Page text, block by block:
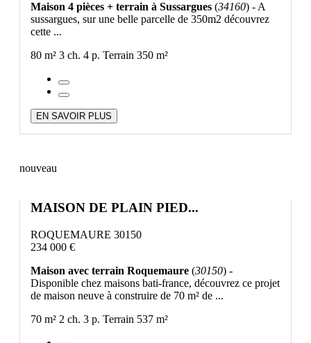
Maison 4 pièces + terrain à Sussargues (34160) - A
sussargues, sur une belle parcelle de 350m2 découvrez
cette ...
80 m² 3 ch. 4 p. Terrain 350 m²
EN SAVOIR PLUS
nouveau
MAISON DE PLAIN PIED...
ROQUEMAURE 30150
234 000 €
Maison avec terrain Roquemaure (30150) -
Disponible chez maisons bati-france, découvrez ce projet
de maison neuve à construire de 70 m² de ...
70 m² 2 ch. 3 p. Terrain 537 m²